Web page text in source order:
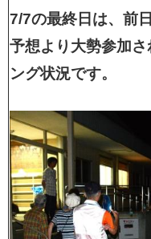
7/7の最終日は、前
予想より大勢参加
ング状況です。